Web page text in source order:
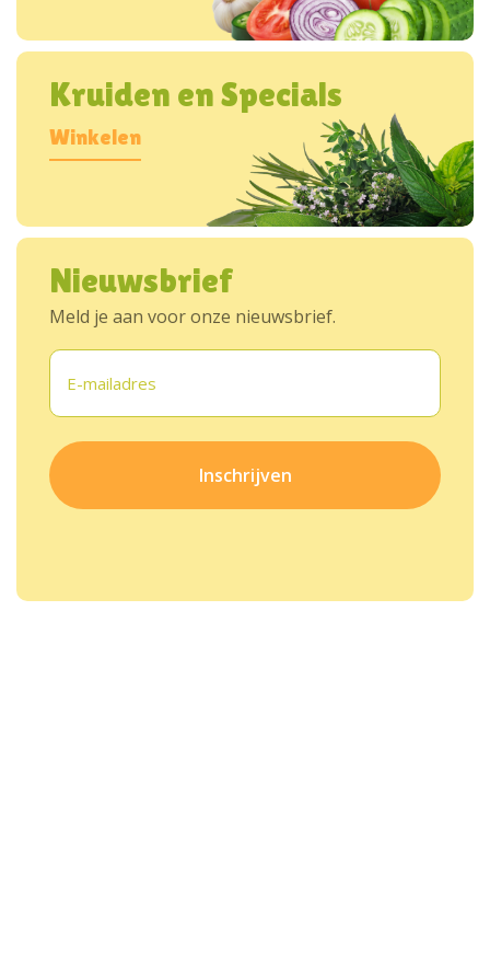
Kruiden en Specials
Winkelen
Nieuwsbrief
Meld je aan voor onze nieuwsbrief.
E-
mailadres